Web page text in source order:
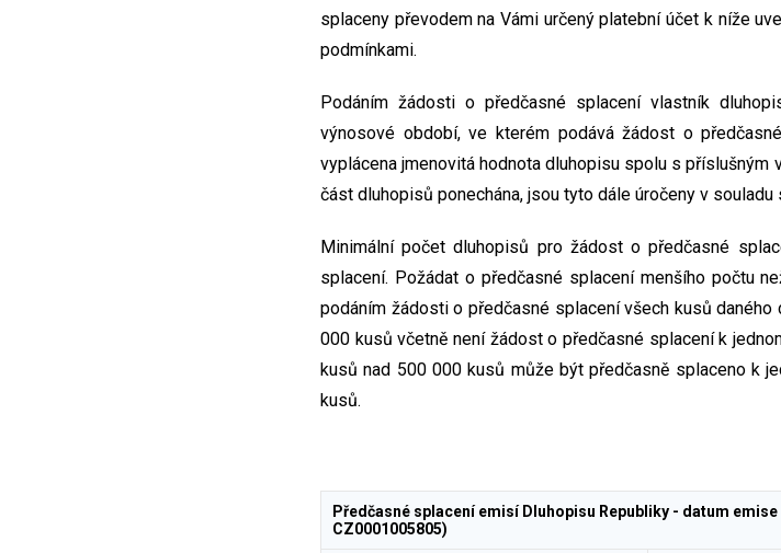
splaceny převodem na Vámi určený platební účet k níže
podmínkami.
Podáním žádosti o předčasné splacení vlastník
výnosové období, ve kterém podává žádost o
vyplácena jmenovitá hodnota dluhopisu spolu s příslušným
část dluhopisů ponechána, jsou tyto dále úročeny v
Minimální počet dluhopisů pro žádost o předčasné
splacení. Požádat o předčasné splacení menšího počtu
podáním žádosti o předčasné splacení všech kusů
000 kusů včetně není žádost o předčasné splacení k
kusů nad 500 000 kusů může být předčasně splaceno k
kusů.
Předčasné splacení emisí Dluhopisu Republiky - datum emise
CZ0001005805)